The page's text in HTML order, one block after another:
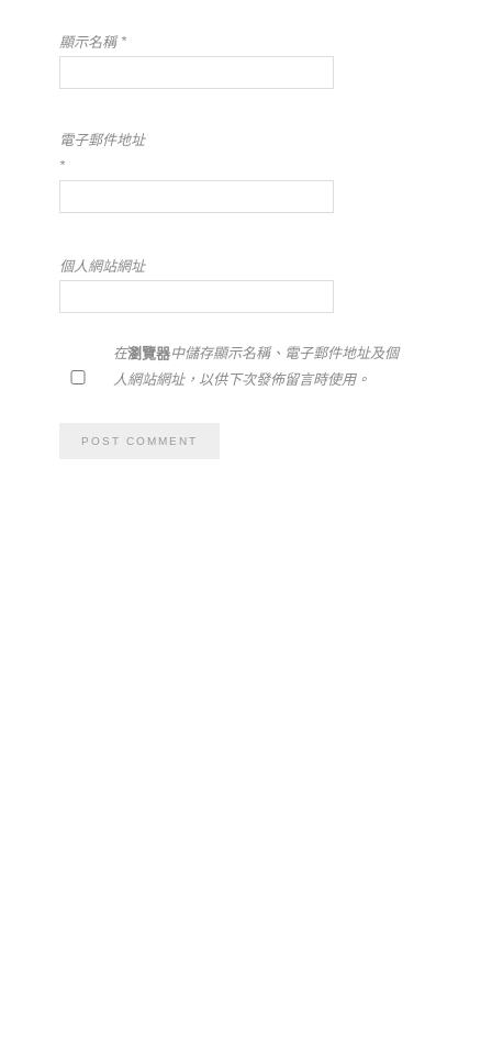
顯示名稱 *
電子郵件地址
*
個人網站網址
在瀏覽器中儲存顯示名稱、電子郵件地址及個
人網站網址，以供下次發佈留言時使用。